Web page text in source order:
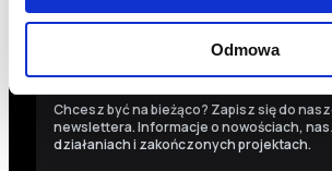
Odmowa
Chcesz być na bieżąco? Zapisz się do
newslettera. Informacje o nowościach,
działaniach i zakończonych projektach.